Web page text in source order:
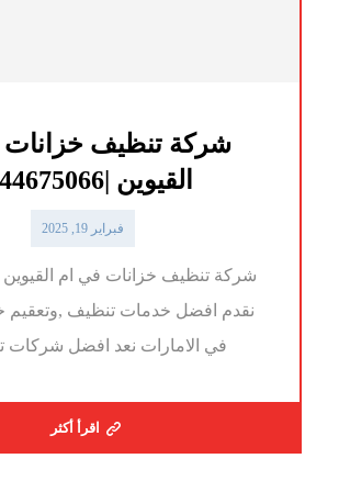
شركة تنظيف
القيوين |0544675066
فبراير 19, 2025
نقدم افضل خدمات تنظيف ,وتعقيم
في الامارات نعد افضل شركات
اقرأ أكثر